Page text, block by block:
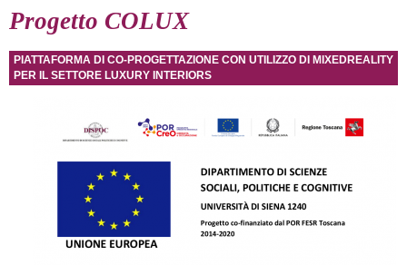
Progetto COLUX
PIATTAFORMA DI CO-PROGETTAZIONE CON UTILIZZO DI MIXEDREALITY
PER IL SETTORE LUXURY INTERIORS